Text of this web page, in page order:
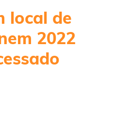
local de
2022